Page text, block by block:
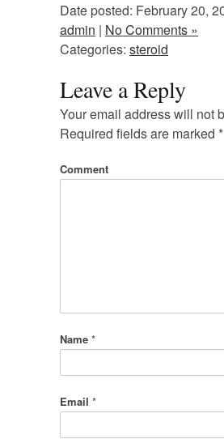
Date posted: February 20,
admin | No Comments »
Categories: steroid
Leave a Reply
Your email address will not
Required fields are marked *
Comment
Name *
Email *